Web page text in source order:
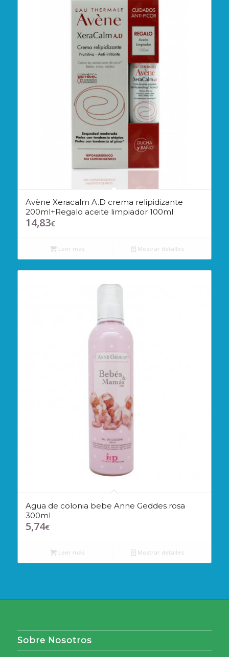
Avène Xeracalm A.D crema relipidizante
200ml+Regalo aceite limpiador 100ml
14,83€
Leer más Mostrar detalles
Agua de colonia bebe Anne Geddes rosa
300ml
5,74€
Leer más Mostrar detalles
Sobre Nosotros